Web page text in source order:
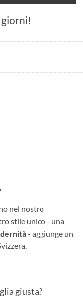
nel nostro
stile unico - una
- aggiunge un
giusta?